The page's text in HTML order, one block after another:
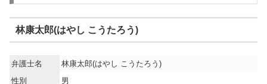
林康太郎(はやし こうたろう)
弁護士名
林康太郎(はやし こうたろう)
性別
男